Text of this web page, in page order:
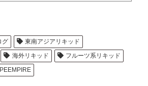
グ
東南アジアリキッド
海外リキッド
フルーツ系リキッド